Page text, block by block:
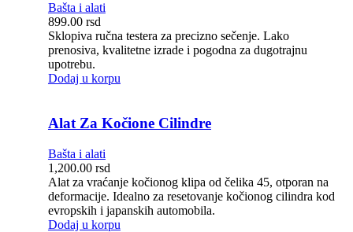
Bašta i alati
899.00 rsd
Sklopiva ručna testera za precizno sečenje. Lako
prenosiva, kvalitetne izrade i pogodna za dugotrajnu
upotrebu.
Dodaj u korpu
Alat Za Kočione Cilindre
Bašta i alati
1,200.00 rsd
Alat za vraćanje kočionog klipa od čelika 45, otporan na
deformacije. Idealno za resetovanje kočionog cilindra kod
evropskih i japanskih automobila.
Dodaj u korpu